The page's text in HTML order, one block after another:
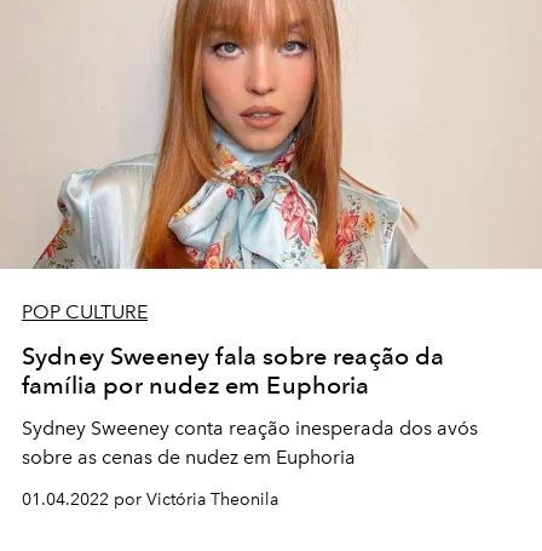
POP CULTURE
Sydney Sweeney fala sobre reação da
família por nudez em Euphoria
Sydney Sweeney conta reação inesperada dos avós
sobre as cenas de nudez em Euphoria
01.04.2022 por Victória Theonila